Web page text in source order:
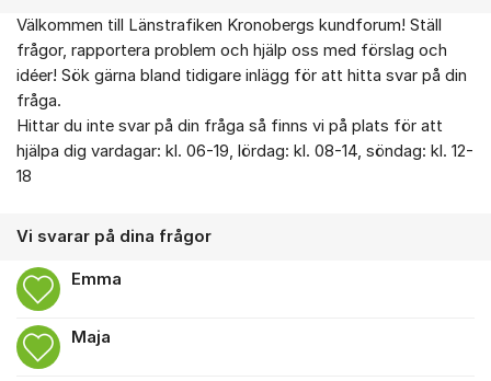
Om forumet
Välkommen till Länstrafiken Kronobergs kundforum! Ställ
frågor, rapportera problem och hjälp oss med förslag och
idéer! Sök gärna bland tidigare inlägg för att hitta svar på din
fråga.
Hittar du inte svar på din fråga så finns vi på plats för att
hjälpa dig vardagar: kl. 06-19, lördag: kl. 08-14, söndag: kl. 12-
18
Vi svarar på dina frågor
Emma
Maja